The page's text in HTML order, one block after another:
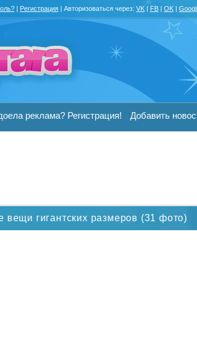
вещи гигантских размеров (31 фото)
| Регистрация | Авторизоваться через: VK | FB | OK |
реклама? Регистрация! Добавить